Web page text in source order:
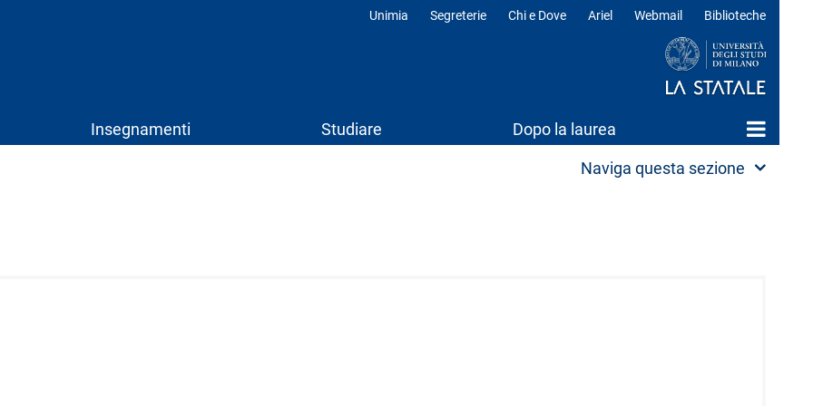
Unimia Segreterie Chi e Dove Ariel Webmail Biblioteche
Insegnamenti Studiare Dopo la laurea
Naviga questa sezione